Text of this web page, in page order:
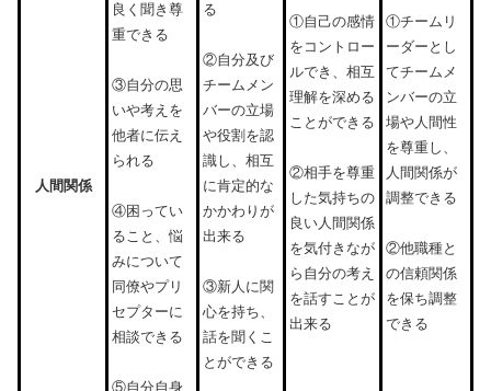
人間関係
良く聞き尊
重できる
③自分の思
いや考えを
他者に伝え
られる
④困ってい
ること、悩
みについて
同僚やプリ
セプターに
相談できる
⑤自分自身
る
②自分及び
チームメン
バーの立場
や役割を認
識し、相互
に肯定的な
かかわりが
出来る
③新人に関
心を持ち、
話を聞くこ
とができる
①自己の感情
をコントロー
ルでき、相互
理解を深める
ことができる
②相手を尊重
した気持ちの
良い人間関係
を気付きなが
ら自分の考え
を話すことが
出来る
①チームリ
ーダーとし
てチームメ
ンバーの立
場や人間性
を尊重し、
人間関係が
調整できる
②他職種と
の信頼関係
を保ち調整
できる